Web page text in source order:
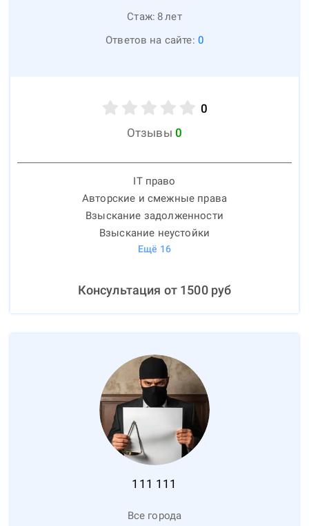
Стаж: 8лет
Ответов на сайте: 0
0
Отзывы 0
IT право
Авторские и смежные права
Взыскание задолженности
Взыскание неустойки
Ещё 16
Консультация от 1500руб
111 111
Все города